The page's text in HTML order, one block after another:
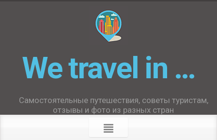
We travel in …
Самостоятельные путешествия, советы туристам,
отзывы и фото из разных стран